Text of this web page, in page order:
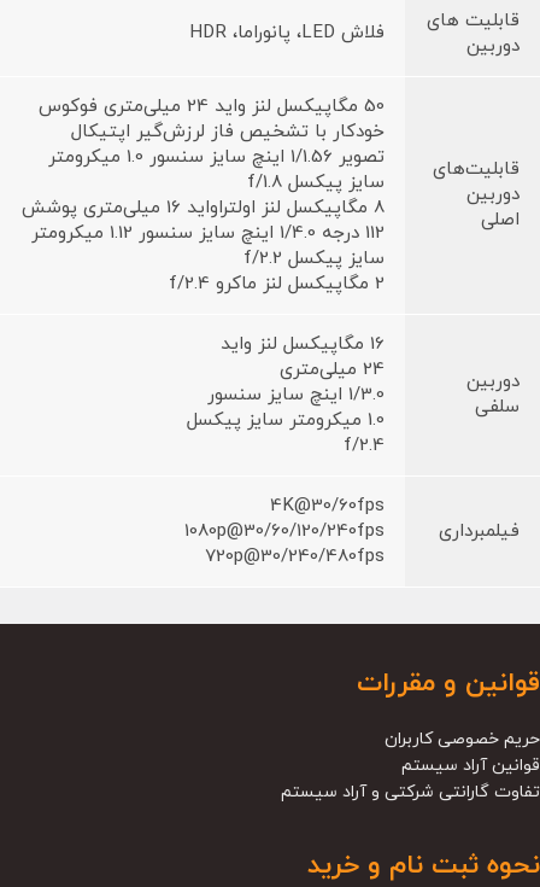
قابلیت های
دوربین
فلاش LED، پانوراما، HDR
قابلیت‌های
دوربین
اصلی
50 مگاپیکسل لنز واید 24 میلی‌متری فوکوس
خودکار با تشخیص فاز لرزش‌گیر اپتیکال
تصویر 1/1.56 اینچ سایز سنسور 1.0 میکرومتر
سایز پیکسل f/1.8
8 مگاپیکسل لنز اولتراواید 16 میلی‌متری پوشش
112 درجه 1/4.0 اینچ سایز سنسور 1.12 میکرومتر
سایز پیکسل f/2.2
2 مگاپیکسل لنز ماکرو f/2.4
دوربین
سلفی
16 مگاپیکسل لنز واید
24 میلی‌متری
1/3.0 اینچ سایز سنسور
1.0 میکرومتر سایز پیکسل
f/2.4
فیلمبرداری
4K@30/60fps
1080p@30/60/120/240fps
720p@30/240/480fps
قوانین و مقررات
حریم خصوصی کاربران
قوانین آراد سیستم
تفاوت گارانتی شرکتی و آراد سیستم
نحوه ثبت نام و خرید